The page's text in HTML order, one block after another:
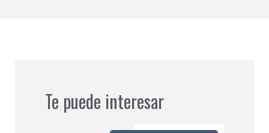
Te puede interesar